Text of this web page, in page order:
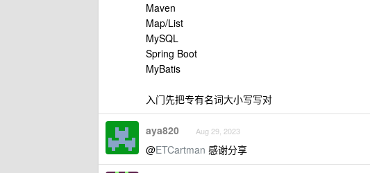
Maven
Map/List
MySQL
Spring Boot
MyBatis
入门先把专有名词大小写写对
aya820 Aug 29, 2023
@ETCartman 感谢分享